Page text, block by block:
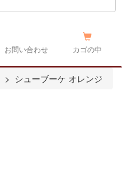
お問い合わせ カゴの中
> シューブーケ オレンジ